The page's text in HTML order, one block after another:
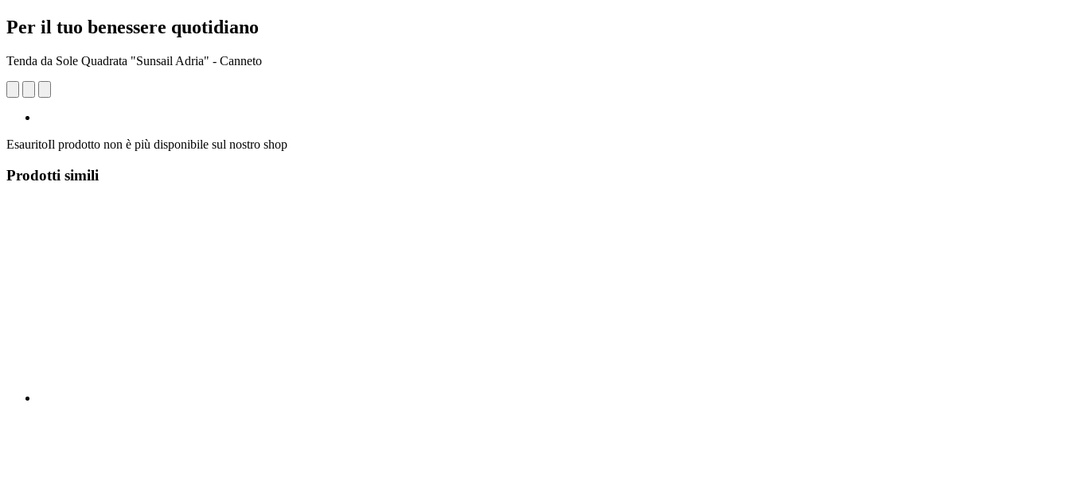
Per il tuo benessere quotidiano
Tenda da Sole Quadrata "Sunsail Adria" - Canneto
EsauritoIl prodotto non è più disponibile sul nostro shop
Prodotti simili